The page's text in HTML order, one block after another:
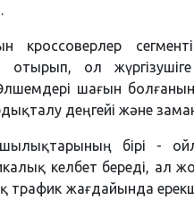
отырып, ол
Өлшемдері шағын
деңгейі және
бірі -
келбет береді, ал
трафик жағдайында